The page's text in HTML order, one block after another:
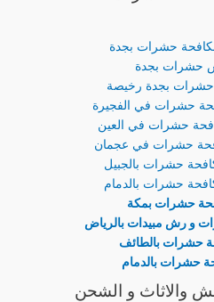
حشرات بجدة
حشرات بجدة
بجدة رخيصة
حشرات في الفجيرة
حشرات في العين
حشرات في عجمان
حشرات بالجبيل
حشرات بالدمام
حشرات بمكة
و رش مبيدات بالرياض
حشرات بالطائف
حشرات بالدمام
والاثاث و الشحن